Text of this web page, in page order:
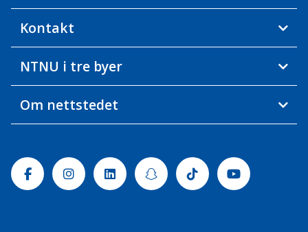
Kontakt
NTNU i tre byer
Om nettstedet
FacebookInstagramLinkedinSnapchatTiktok Youtube